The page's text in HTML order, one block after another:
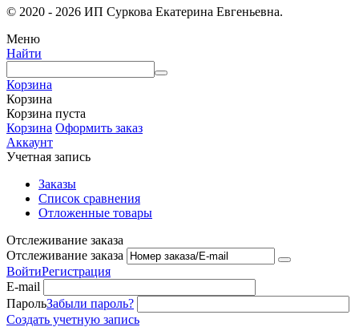
© 2020 - 2026 ИП Суркова Екатерина Евгеньевна.
Меню
Найти
Корзина
Корзина
Корзина пуста
Корзина Оформить заказ
Аккаунт
Учетная запись
Заказы
Список сравнения
Отложенные товары
Отслеживание заказа
Отслеживание заказа
ВойтиРегистрация
E-mail
ПарольЗабыли пароль?
Создать учетную запись